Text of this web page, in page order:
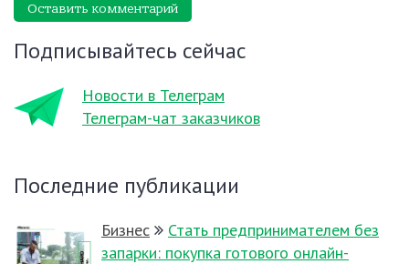
Оставить комментарий
Подписывайтесь сейчас
Новости в Телеграм
Телеграм-чат заказчиков
Последние публикации
Бизнес
Стать предпринимателем без
запарки: покупка готового онлайн-